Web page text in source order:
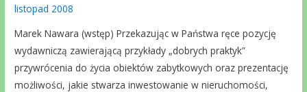
listopad 2008
Marek Nawara (wstęp) Przekazując w Państwa ręce pozycję
wydawniczą zawierającą przykłady „dobrych praktyk”
przywrócenia do życia obiektów zabytkowych oraz prezentację
możliwości, jakie stwarza inwestowanie w nieruchomości,